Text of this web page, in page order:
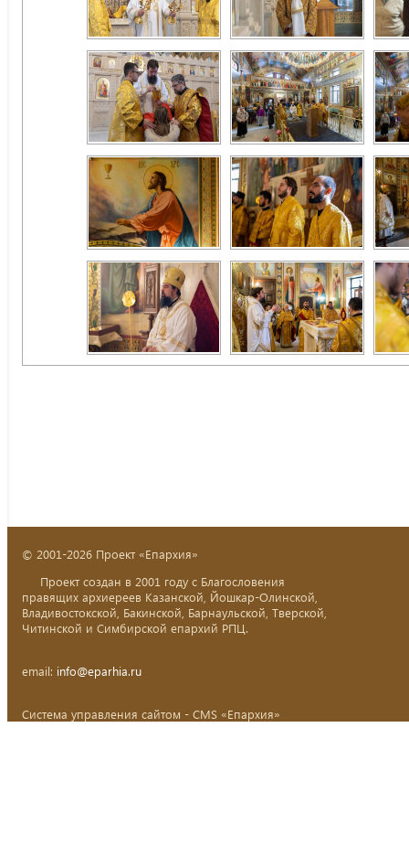
© 2001-2026 Проект «Епархия»
Проект создан в 2001 году с Благословения
правящих архиереев Казанской, Йошкар-Олинской,
Владивостокской, Бакинской, Барнаульской, Тверской,
Читинской и Симбирской епархий РПЦ.
email: info@eparhia.ru
Система управления сайтом - CMS «Епархия»